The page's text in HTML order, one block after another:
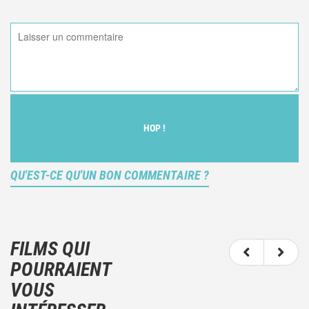
HOP !
QU'EST-CE QU'UN BON COMMENTAIRE ?
votre ressenti (et donc subjectif) du film.
N'hésitez pas à décrire clairement vos émotions
plutôt qu'à décrire le film.
Et, attention à ne pas dévoiler d'éléments de
FILMS QUI
POURRAIENT
VOUS